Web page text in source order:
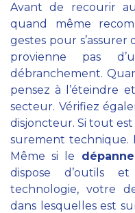
Avant de recourir
quand même
gestes pour
provienne pas
débranchement.
pensez à l’éteindre
secteur. Vérifiez
disjoncteur. Si tout
surement technique.
Même si le
dispose d’outils
technologie, votre
dans lesquelles est